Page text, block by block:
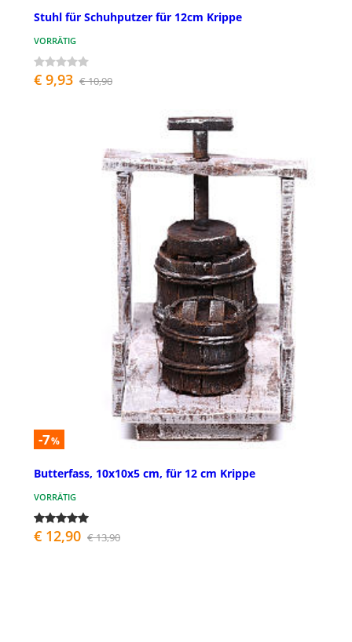
Stuhl für Schuhputzer für 12cm Krippe
VORRÄTIG
€ 9,93 € 10,90
-7%
Butterfass, 10x10x5 cm, für 12 cm Krippe
VORRÄTIG
€ 12,90 € 13,90